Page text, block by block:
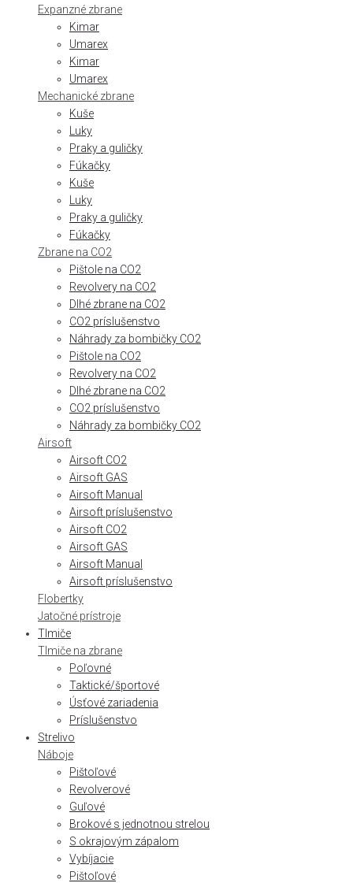
Expanzné zbrane
Kimar
Umarex
Kimar
Umarex
Mechanické zbrane
Kuše
Luky
Praky a guličky
Fúkačky
Kuše
Luky
Praky a guličky
Fúkačky
Zbrane na CO2
Pištole na CO2
Revolvery na CO2
Dlhé zbrane na CO2
CO2 príslušenstvo
Náhrady za bombičky CO2
Pištole na CO2
Revolvery na CO2
Dlhé zbrane na CO2
CO2 príslušenstvo
Náhrady za bombičky CO2
Airsoft
Airsoft CO2
Airsoft GAS
Airsoft Manual
Airsoft príslušenstvo
Airsoft CO2
Airsoft GAS
Airsoft Manual
Airsoft príslušenstvo
Flobertky
Jatočné prístroje
Tlmiče
Tlmiče na zbrane
Poľovné
Taktické/športové
Úsťové zariadenia
Príslušenstvo
Strelivo
Náboje
Pištoľové
Revolverové
Guľové
Brokové s jednotnou strelou
S okrajovým zápalom
Vybíjacie
Pištoľové